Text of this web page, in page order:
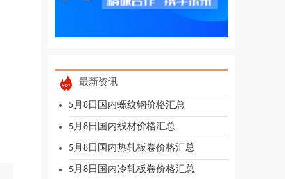
最新资讯
5月8日国内螺纹钢价格汇总
5月8日国内线材价格汇总
5月8日国内热轧板卷价格汇总
5月8日国内冷轧板卷价格汇总